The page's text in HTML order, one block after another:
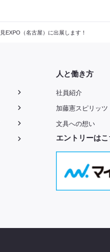
EXPO（名古屋）に出展します！
人と働き方
社員紹介
加藤憲スピリッツ
文具への想い
エントリーは